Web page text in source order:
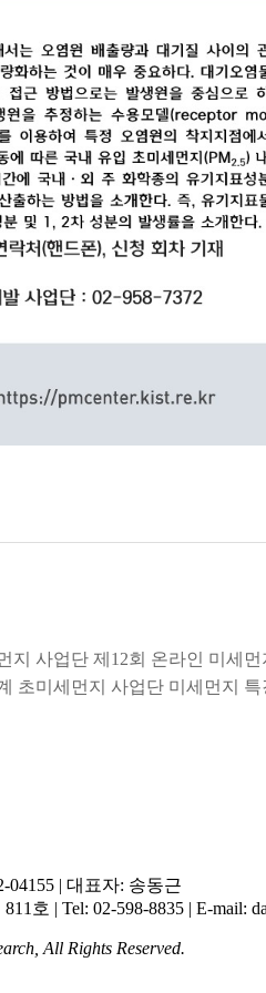
지 사업단 제12회 온라인 미세먼
초미세먼지 사업단 미세먼지 특
04155 | 대표자: 송동근
호 | Tel: 02-598-8835 | E-mail:
All Rights Reserved.